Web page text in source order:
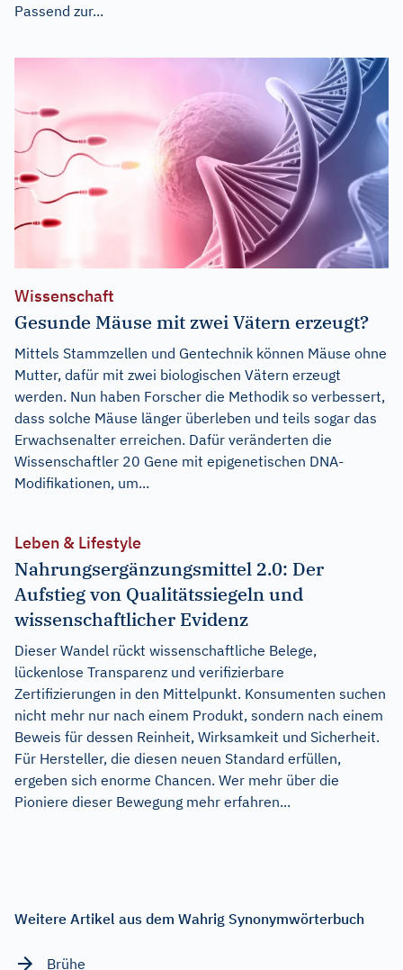
Passend zur...
Wissenschaft
Gesunde Mäuse mit zwei Vätern erzeugt?
Mittels Stammzellen und Gentechnik können Mäuse ohne
Mutter, dafür mit zwei biologischen Vätern erzeugt
werden. Nun haben Forscher die Methodik so verbessert,
dass solche Mäuse länger überleben und teils sogar das
Erwachsenalter erreichen. Dafür veränderten die
Wissenschaftler 20 Gene mit epigenetischen DNA-
Modifikationen, um...
Leben & Lifestyle
Nahrungsergänzungsmittel 2.0: Der
Aufstieg von Qualitätssiegeln und
wissenschaftlicher Evidenz
Dieser Wandel rückt wissenschaftliche Belege,
lückenlose Transparenz und verifizierbare
Zertifizierungen in den Mittelpunkt. Konsumenten suchen
nicht mehr nur nach einem Produkt, sondern nach einem
Beweis für dessen Reinheit, Wirksamkeit und Sicherheit.
Für Hersteller, die diesen neuen Standard erfüllen,
ergeben sich enorme Chancen. Wer mehr über die
Pioniere dieser Bewegung mehr erfahren...
Weitere Artikel aus dem Wahrig Synonymwörterbuch
Brühe